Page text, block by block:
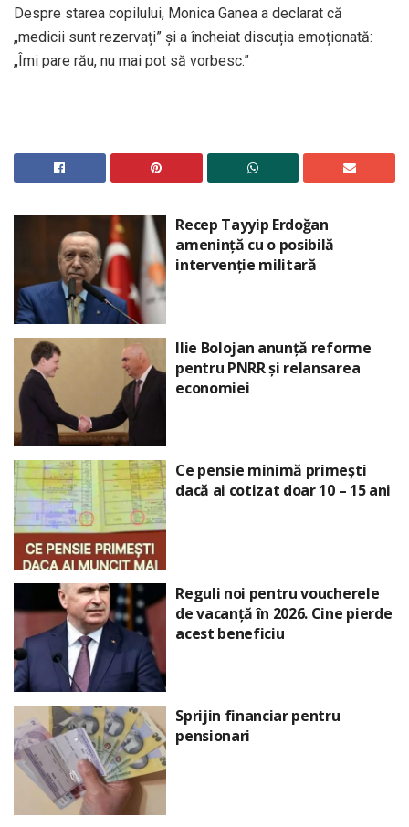
Despre starea copilului, Monica Ganea a declarat că
„medicii sunt rezervați” și a încheiat discuția emoționată:
„Îmi pare rău, nu mai pot să vorbesc.”
Recep Tayyip Erdoğan
amenință cu o posibilă
intervenție militară
Ilie Bolojan anunță reforme
pentru PNRR și relansarea
economiei
Ce pensie minimă primești
dacă ai cotizat doar 10 – 15 ani
Reguli noi pentru voucherele
de vacanță în 2026. Cine pierde
acest beneficiu
Sprijin financiar pentru
pensionari